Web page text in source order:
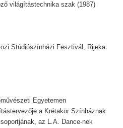
világítástechnika szak (1987)
Stúdiószínházi Fesztivál, Rijeka
Egyetemen
a Krétakör Színháznak
az L.A. Dance-nek